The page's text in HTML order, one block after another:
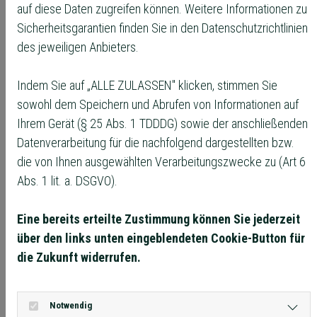
und deren Interaktion mit anderen Google-Diensten wie
zu Beispiel dem Werbenetzwerk Google Ads
ermöglichen. Daten aus weiteren Google-Diensten
maschineller Lerntechnologien, modellierter Statistiken
und Prognosefunktionen Datenlücken zu schließen und
umfangreiche Statistiken zu den Inhalten unserer
Webseite zu erstellen. Sofern Google Analytics auf
unserer Website aktiv geschaltet ist, werden die von
Google Analytics ermittelten Daten an Server des
Rahmen der Auftragsverarbeitung kann es auch zu
einer Übermittlung von personenbezogenen Daten an
die Server des Mutterkonzerns Google LLC, 1600
Vereinigte Staaten kommen. Wir führen die Analyse
auf diese Daten zugreifen können. Weitere Informationen zu
Sicherheitsgarantien finden Sie in den Datenschutzrichtlinien
des jeweiligen Anbieters.
Indem Sie auf „ALLE ZULASSEN" klicken, stimmen Sie
sowohl dem Speichern und Abrufen von Informationen auf
Ihrem Gerät (§ 25 Abs. 1 TDDDG) sowie der anschließenden
Datenverarbeitung für die nachfolgend dargestellten bzw.
die von Ihnen ausgewählten Verarbeitungszwecke zu (Art 6
Abs. 1 lit. a. DSGVO).
Eine bereits erteilte Zustimmung können Sie jederzeit
über den links unten eingeblendeten Cookie-Button für
die Zukunft widerrufen.
Notwendig